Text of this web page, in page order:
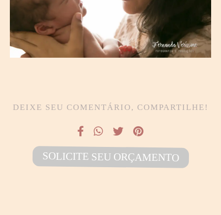
DEIXE SEU COMENTÁRIO, COMPARTILHE!
SOLICITE SEU ORÇAMENTO